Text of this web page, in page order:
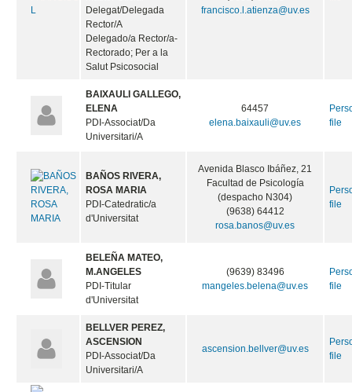
Delegat/Delegada
Rector/A
Delegado/a Rector/a-
Rectorado; Per a la
Salut Psicosocial
francisco.l.atienza@uv.es
BAIXAULI GALLEGO,
ELENA
PDI-Associat/Da
Universitari/A
64457
elena.baixauli@uv.es
file
BAÑOS RIVERA,
ROSA MARIA
PDI-Catedratic/a
d'Universitat
Avenida Blasco Ibáñez, 21
Facultad de Psicología
(despacho N304)
(9638) 64412
rosa.banos@uv.es
file
BELEÑA MATEO,
M.ANGELES
PDI-Titular
d'Universitat
(9639) 83496
mangeles.belena@uv.es
file
BELLVER PEREZ,
ASCENSION
PDI-Associat/Da
Universitari/A
ascension.bellver@uv.es
file